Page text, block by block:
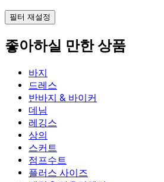
필터 재설정
좋아하실 만한 상품
바지
바지
조거
작업 바지
플로우 팬츠
드레스
드레스
액티브 드레스
맥시 & 미디 드레스
미니 드레스
반바지 & 바이커
반바지 & 바이커
바이커
데님 반바지
2.5인치 반바지
데님
데님
데님 레깅스
와이드 진
데님 반바지
데님 스커트
레깅스
레깅스
데님 레깅스
힙업 레깅스
요가 레깅스
상의
상의
스포츠 브라
티셔츠
스커트
스커트
액티브 스커트
점프수트
점프수트
플러스 사이즈